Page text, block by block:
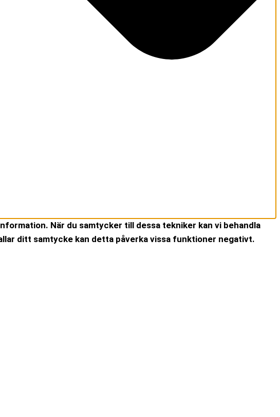
När du samtycker till dessa tekniker kan vi behandla
ditt samtycke kan detta påverka vissa funktioner negativt.